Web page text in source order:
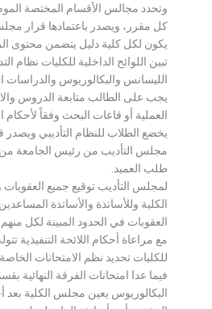
وتحدد مجالس الأقسام المختصة
كل مقرر، ويصدر باعتمادها قرار
يكون لكل كلية دليل يتضمن محتوى
تبين اللوائح الداخلية للكليات نظام
الليسانس والبكالوريوس والدراسات
يجب على الطالب متابعة الدروس
العملية أو قاعات البحث وفقاً لأحكام
يخضع الطلاب للنظام التأديبي ويصدر
مجلس التأديب من رئيس الجامعة من
طلب العميد.
لمجلس التأديب توقيع جميع
الكلية وللأساتذة والأساتذة
العقوبات في الحدود المبينة لكل منهم
مع مراعاة أحكام اللائحة التنفيذية
للكليات تحديد نظم الامتحانات الخاصة
فيما عدا امتحانات الفرقة النهائية
البكالوريوس يعين مجلس الكلية